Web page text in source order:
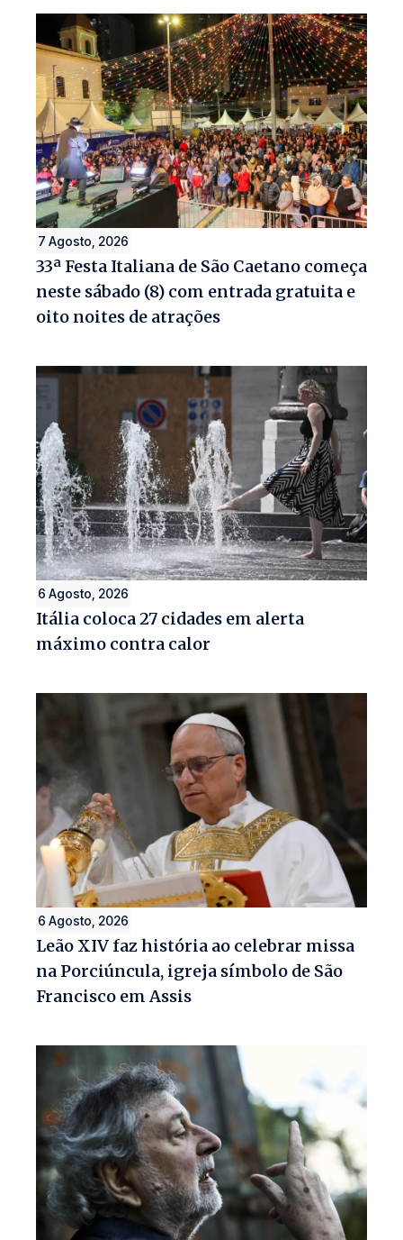
7 Agosto, 2026
33ª Festa Italiana de São Caetano começa
neste sábado (8) com entrada gratuita e
oito noites de atrações
6 Agosto, 2026
Itália coloca 27 cidades em alerta
máximo contra calor
6 Agosto, 2026
Leão XIV faz história ao celebrar missa
na Porciúncula, igreja símbolo de São
Francisco em Assis